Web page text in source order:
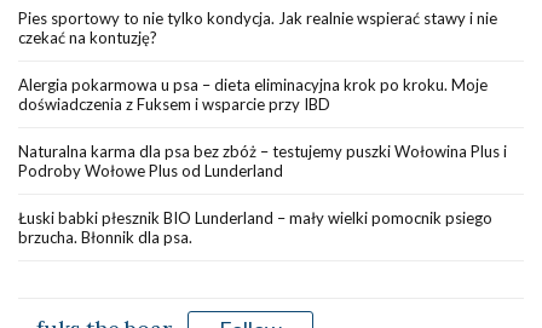
Pies sportowy to nie tylko kondycja. Jak realnie wspierać stawy i nie
czekać na kontuzję?
Alergia pokarmowa u psa – dieta eliminacyjna krok po kroku. Moje
doświadczenia z Fuksem i wsparcie przy IBD
Naturalna karma dla psa bez zbóż – testujemy puszki Wołowina Plus i
Podroby Wołowe Plus od Lunderland
Łuski babki płesznik BIO Lunderland – mały wielki pomocnik psiego
brzucha. Błonnik dla psa.